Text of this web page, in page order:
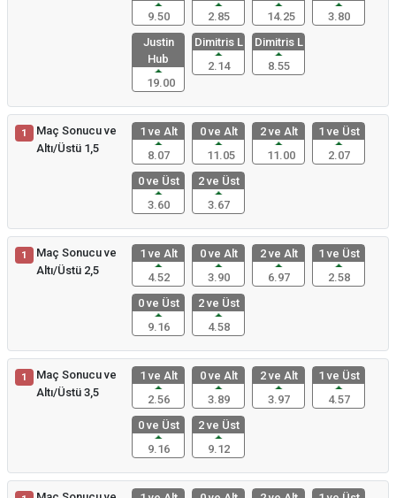
9.50
2.85
14.25
3.80
Justin
Hub
19.00
Dimitris L
2.14
Dimitris L
8.55
1
Maç Sonucu ve
Altı/Üstü 1,5
1 ve Alt
8.07
0 ve Alt
11.05
2 ve Alt
11.00
1 ve Üst
2.07
0 ve Üst
3.60
2 ve Üst
3.67
1
Maç Sonucu ve
Altı/Üstü 2,5
1 ve Alt
4.52
0 ve Alt
3.90
2 ve Alt
6.97
1 ve Üst
2.58
0 ve Üst
9.16
2 ve Üst
4.58
1
Maç Sonucu ve
Altı/Üstü 3,5
1 ve Alt
2.56
0 ve Alt
3.89
2 ve Alt
3.97
1 ve Üst
4.57
0 ve Üst
9.16
2 ve Üst
9.12